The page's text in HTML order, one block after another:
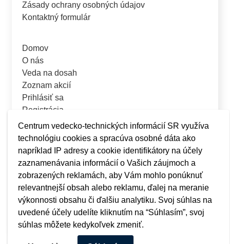
Centrum vedecko-technických informácií SR využíva
technológiu cookies a spracúva osobné dáta ako
napríklad IP adresy a cookie identifikátory na účely
zaznamenávania informácií o Vašich záujmoch a
zobrazených reklamách, aby Vám mohlo ponúknuť
relevantnejší obsah alebo reklamu, ďalej na meranie
výkonnosti obsahu či ďalšiu analytiku. Svoj súhlas na
uvedené účely udelíte kliknutím na “Súhlasím”, svoj
súhlas môžete kedykoľvek zmeniť.
Zásady ochrany osobných údajov
Kontaktný formulár
Domov
O nás
Veda na dosah
Zoznam akcií
Prihlásiť sa
Registrácia